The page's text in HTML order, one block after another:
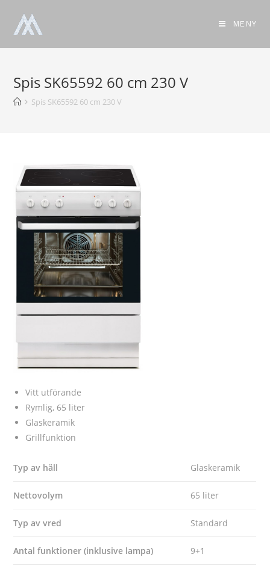
MENY
Spis SK65592 60 cm 230 V
Spis SK65592 60 cm 230 V
Vitt utförande
Rymlig, 65 liter
Glaskeramik
Grillfunktion
Typ av häll Glaskeramik
Nettovolym 65 liter
Typ av vred Standard
Antal funktioner (inklusive lampa) 9+1